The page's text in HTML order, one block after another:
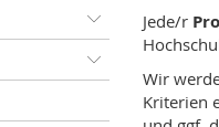
Jede/r
Wir
Kriterien